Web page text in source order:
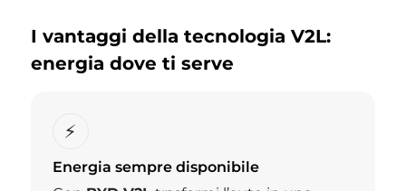
I vantaggi della tecnologia V2L:
energia dove ti serve
⚡
Energia sempre disponibile